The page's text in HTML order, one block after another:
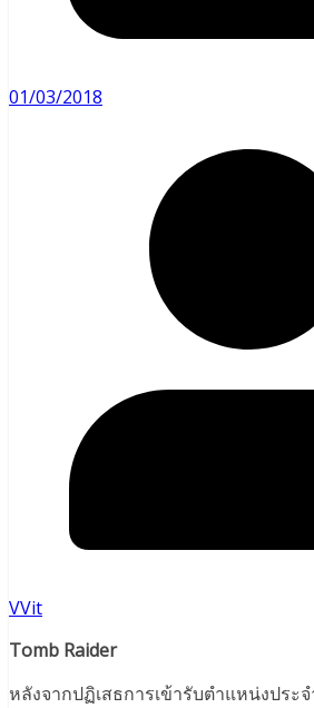
01/03/2018
VVit
Tomb Raider
หลังจากปฏิเสธการเข้ารับตำแหน่งปร